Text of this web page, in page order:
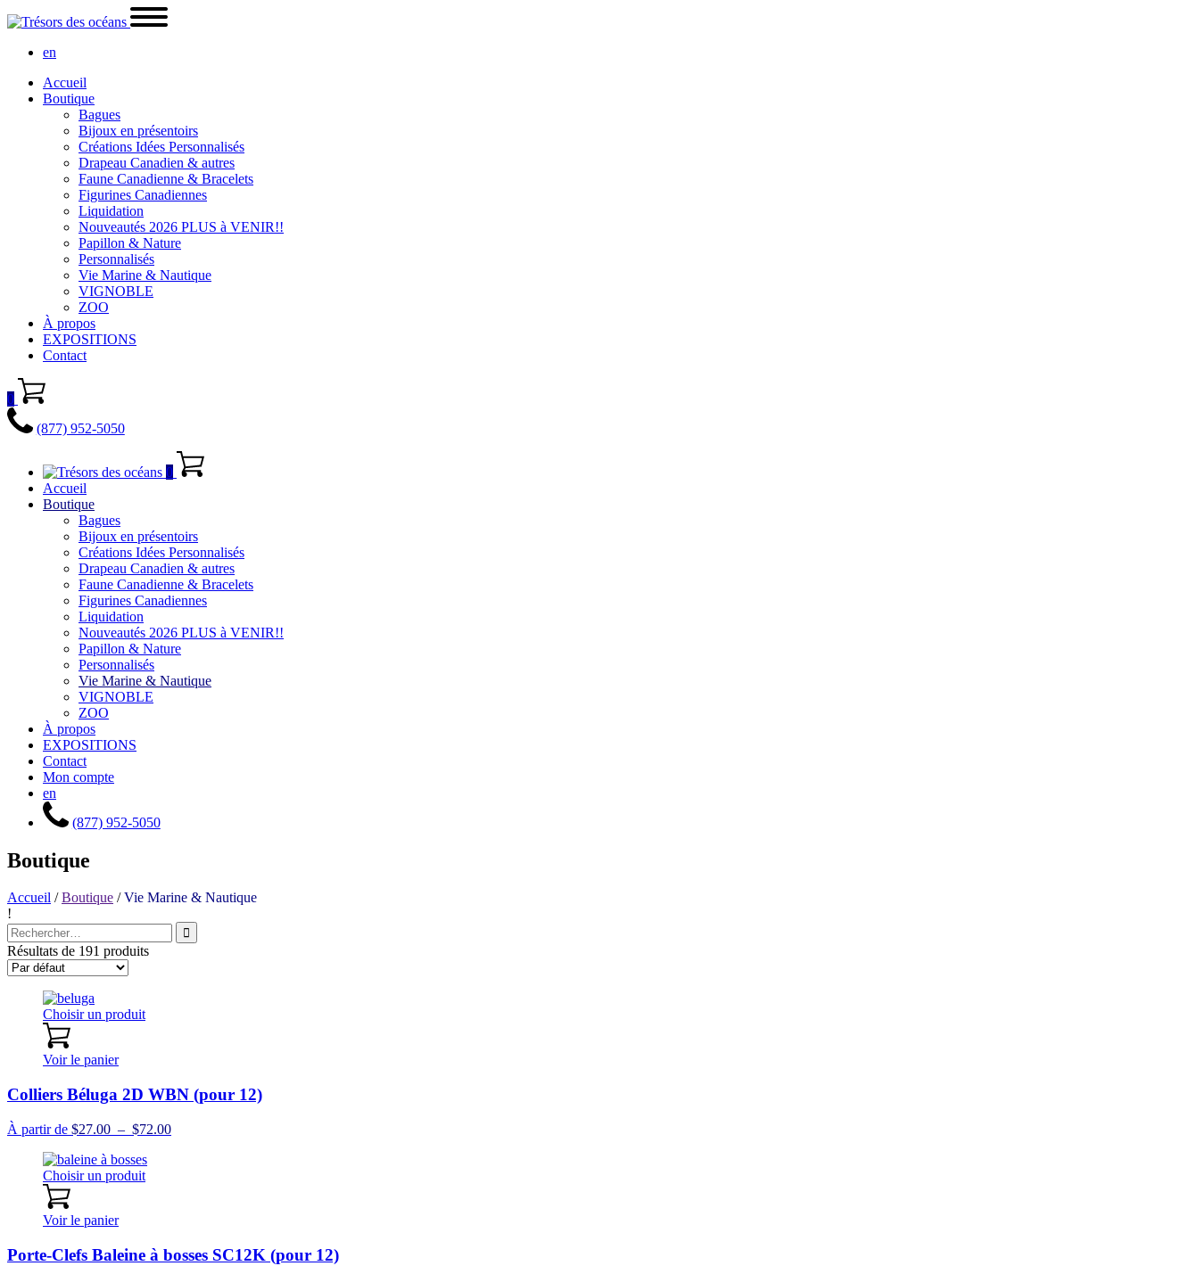
en
Accueil
Boutique
Bagues
Bijoux en présentoirs
Créations Idées Personnalisés
Drapeau Canadien & autres
Faune Canadienne & Bracelets
Figurines Canadiennes
Liquidation
Nouveautés 2026 PLUS à VENIR!!
Papillon & Nature
Personnalisés
Vie Marine & Nautique
VIGNOBLE
ZOO
À propos
EXPOSITIONS
Contact
0
(877) 952-5050
0
Accueil
Boutique
Bagues
Bijoux en présentoirs
Créations Idées Personnalisés
Drapeau Canadien & autres
Faune Canadienne & Bracelets
Figurines Canadiennes
Liquidation
Nouveautés 2026 PLUS à VENIR!!
Papillon & Nature
Personnalisés
Vie Marine & Nautique
VIGNOBLE
ZOO
À propos
EXPOSITIONS
Contact
Mon compte
en
(877) 952-5050
Boutique
Accueil /Boutique /Vie Marine & Nautique
!
Recherche
pour
:
Résultats de 191 produits
Choisir un produit
Voir le panier
Colliers Béluga 2D WBN (pour 12)
À partir de $27.00 – $72.00Plage
Choisir un produit
Voir le panier
Porte-Clefs Baleine à bosses SC12K (pour 12)